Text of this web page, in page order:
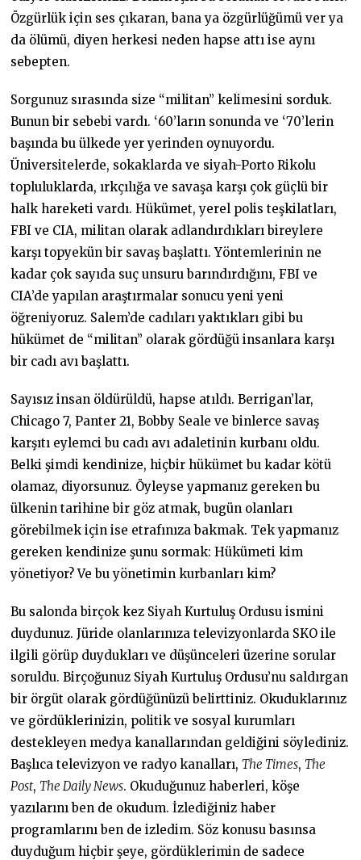
Özgürlük için ses çıkaran, bana ya özgürlüğümü ver ya
da ölümü, diyen herkesi neden hapse attı ise aynı
sebepten.
Sorgunuz sırasında size “militan” kelimesini sorduk.
Bunun bir sebebi vardı. ‘60’ların sonunda ve ‘70’lerin
başında bu ülkede yer yerinden oynuyordu.
Üniversitelerde, sokaklarda ve siyah-Porto Rikolu
topluluklarda, ırkçılığa ve savaşa karşı çok güçlü bir
halk hareketi vardı. Hükümet, yerel polis teşkilatları,
FBI ve CIA, militan olarak adlandırdıkları bireylere
karşı topyekün bir savaş başlattı. Yöntemlerinin ne
kadar çok sayıda suç unsuru barındırdığını, FBI ve
CIA’de yapılan araştırmalar sonucu yeni yeni
öğreniyoruz. Salem’de cadıları yaktıkları gibi bu
hükümet de “militan” olarak gördüğü insanlara karşı
bir cadı avı başlattı.
Sayısız insan öldürüldü, hapse atıldı. Berrigan’lar,
Chicago 7, Panter 21, Bobby Seale ve binlerce savaş
karşıtı eylemci bu cadı avı adaletinin kurbanı oldu.
Belki şimdi kendinize, hiçbir hükümet bu kadar kötü
olamaz, diyorsunuz. Öyleyse yapmanız gereken bu
ülkenin tarihine bir göz atmak, bugün olanları
görebilmek için ise etrafınıza bakmak. Tek yapmanız
gereken kendinize şunu sormak: Hükümeti kim
yönetiyor? Ve bu yönetimin kurbanları kim?
Bu salonda birçok kez Siyah Kurtuluş Ordusu ismini
duydunuz. Jüride olanlarınıza televizyonlarda SKO ile
ilgili görüp duydukları ve düşünceleri üzerine sorular
soruldu. Birçoğunuz Siyah Kurtuluş Ordusu’nu saldırgan
bir örgüt olarak gördüğünüzü belirttiniz. Okuduklarınız
ve gördüklerinizin, politik ve sosyal kurumları
destekleyen medya kanallarından geldiğini söylediniz.
Başlıca televizyon ve radyo kanalları, The Times, The
Post, The Daily News. Okuduğunuz haberleri, köşe
yazılarını ben de okudum. İzlediğiniz haber
programlarını ben de izledim. Söz konusu basınsa
duyduğum hiçbir şeye, gördüklerimin de sadece